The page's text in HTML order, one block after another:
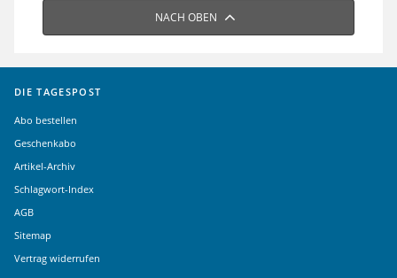
NACH OBEN
DIE TAGESPOST
Abo bestellen
Geschenkabo
Artikel-Archiv
Schlagwort-Index
AGB
Sitemap
Vertrag widerrufen